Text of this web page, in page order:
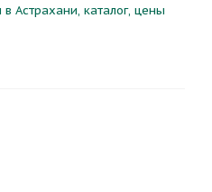
Астрахани, каталог, цены